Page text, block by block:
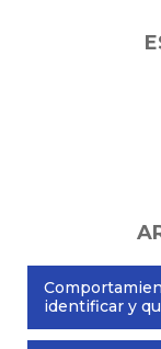
identificar y